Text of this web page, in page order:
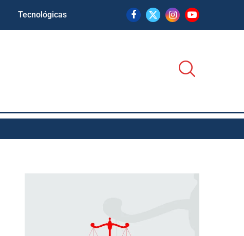
Tecnológicas